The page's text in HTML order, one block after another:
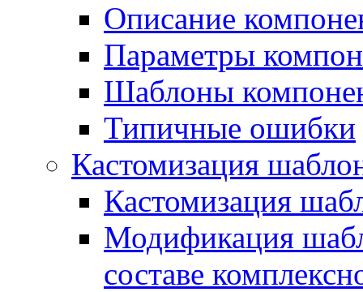
Описание
Параметры
Шаблоны
Типичные ошибки
Кастомизация
Кастомизация
Модификация
составе